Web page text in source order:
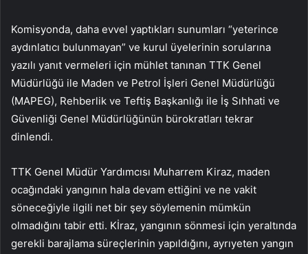
Komisyonda, daha evvel yaptıkları sunumları “yeterince
aydınlatıcı bulunmayan” ve kurul üyelerinin sorularına
yazılı yanıt vermeleri için mühlet tanınan TTK Genel
Müdürlüğü ile Maden ve Petrol İşleri Genel Müdürlüğü
(MAPEG), Rehberlik ve Teftiş Başkanlığı ile İş Sıhhati ve
Güvenliği Genel Müdürlüğünün bürokratları tekrar
dinlendi.
TTK Genel Müdür Yardımcısı Muharrem Kiraz, maden
ocağındaki yangının hala devam ettiğini ve ne vakit
söneceğiyle ilgili net bir şey söylemenin mümkün
olmadığını tabir etti. Kİraz, yangının sönmesi için yeraltında
gerekli barajlama süreçlerinin yapıldığını, ayrıyeten yangın